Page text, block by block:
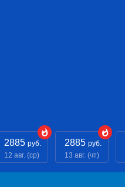
2885 руб.
12 авг. (ср)
2885 руб.
13 авг. (чт)